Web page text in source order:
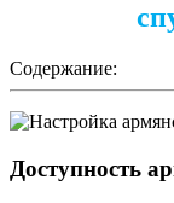
Содержание:
Доступность